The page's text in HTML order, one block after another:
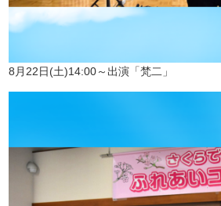
8月22日(土)14:00～出演「梵二」